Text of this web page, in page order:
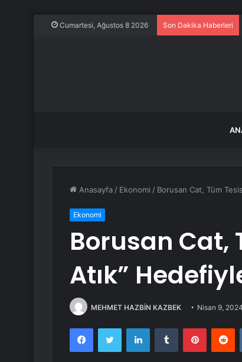
Cumartesi, Ağustos 8 2026 Son Dakika Haberleri
Anasayfa / Ekonomi / Borusan Cat, Tüm
Ekonomi
Borusan Cat,
Atık”
MEHMET HAZBİN KAZBEK Nisan 9, 2024
FacebookTwitter LinkedInTumblr Pinterest